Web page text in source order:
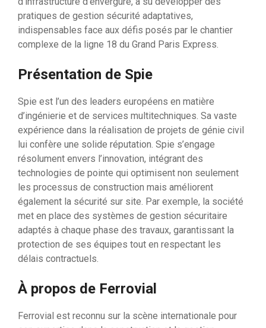
pratiques de gestion sécurité adaptatives,
indispensables face aux défis posés par le chantier
complexe de la ligne 18 du Grand Paris Express.
Présentation de Spie
Spie est l’un des leaders européens en matière
d’ingénierie et de services multitechniques. Sa vaste
expérience dans la réalisation de projets de génie civil
lui confère une solide réputation. Spie s’engage
résolument envers l’innovation, intégrant des
technologies de pointe qui optimisent non seulement
les processus de construction mais améliorent
également la sécurité sur site. Par exemple, la société
met en place des systèmes de gestion sécuritaire
adaptés à chaque phase des travaux, garantissant la
protection de ses équipes tout en respectant les
délais contractuels.
À propos de Ferrovial
Ferrovial est reconnu sur la scène internationale pour